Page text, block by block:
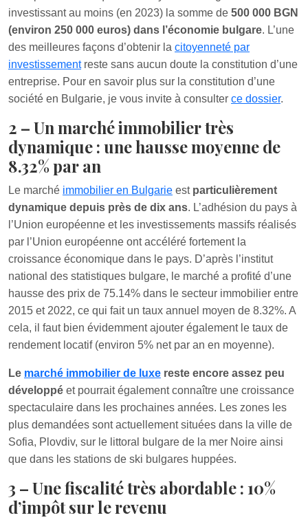
investissant au moins (en 2023) la somme de 500 000 BGN
(environ 250 000 euros) dans l’économie bulgare. L’une
des meilleures façons d’obtenir la citoyenneté par
investissementreste sans aucun doute la constitution d’une
entreprise. Pour en savoir plus sur la constitution d’une
société en Bulgarie, je vous invite à consulter ce dossier.
2 – Un marché immobilier très
dynamique : une hausse moyenne de
8.32% par an
Le marché immobilier en Bulgarie est particulièrement
dynamique depuis près de dix ans. L’adhésion du pays à
l’Union européenne et les investissements massifs réalisés
par l’Union européenne ont accéléré fortement la
croissance économique dans le pays. D’après l’institut
national des statistiques bulgare, le marché a profité d’une
hausse des prix de 75.14% dans le secteur immobilier entre
2015 et 2022, ce qui fait un taux annuel moyen de 8.32%. A
cela, il faut bien évidemment ajouter également le taux de
rendement locatif (environ 5% net par an en moyenne).
Le marché immobilier de luxe reste encore assez peu
développé et pourrait également connaître une croissance
spectaculaire dans les prochaines années. Les zones les
plus demandées sont actuellement situées dans la ville de
Sofia, Plovdiv, sur le littoral bulgare de la mer Noire ainsi
que dans les stations de ski bulgares huppées.
3 – Une fiscalité très abordable : 10%
d’impôt sur le revenu